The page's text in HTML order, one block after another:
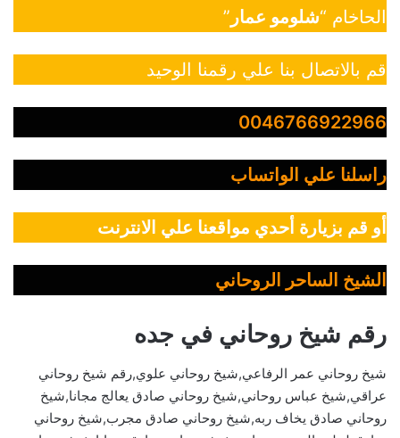
الحاخام “شلومو عمار ”
قم بالاتصال بنا علي رقمنا الوحيد
0046766922966
راسلنا علي الواتساب
أو قم بزيارة أحدي مواقعنا علي الانترنت
الشيخ الساحر الروحاني
رقم شيخ روحاني في جده
شيخ روحاني عمر الرفاعي,شيخ روحاني علوي,رقم شيخ روحاني
عراقي,شيخ عباس روحاني,شيخ روحاني صادق يعالج مجانا,شيخ
روحاني صادق يخاف ربه,شيخ روحاني صادق مجرب,شيخ روحاني